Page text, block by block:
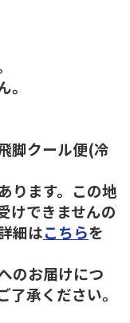
脚クール便(冷
ります。この地
けできませんの
細はこちらを
のお届けにつ
承ください。